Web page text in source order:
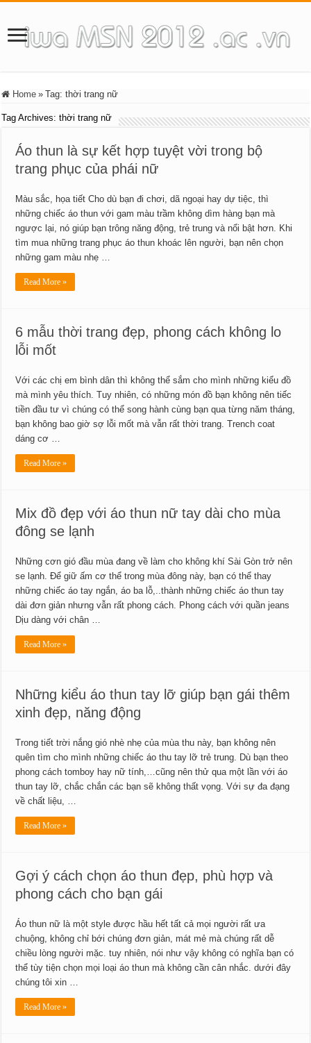
Home » Tag:thời trang nữ
Tag Archives:thời trang nữ
Áo thun là sự kết hợp tuyệt vời trong bộ
trang phục của phái nữ
Màu sắc, họa tiết Cho dù bạn đi chơi, dã ngoại hay dự tiệc, thì
những chiếc áo thun với gam màu trầm không dìm hàng bạn mà
ngược lại, nó giúp bạn trông năng động, trẻ trung và nổi bật hơn. Khi
tìm mua những trang phục áo thun khoác lên người, bạn nên chọn
những gam màu nhẹ …
Read More »
6 mẫu thời trang đẹp, phong cách không lo
lỗi mốt
Với các chị em bình dân thì không thể sắm cho mình những kiểu đồ
mà mình yêu thích. Tuy nhiên, có những món đồ bạn không nên tiếc
tiền đầu tư vì chúng có thể song hành cùng bạn qua từng năm tháng,
bạn không bao giờ sợ lỗi mốt mà vẫn rất thời trang. Trench coat
dáng cơ …
Read More »
Mix đồ đẹp với áo thun nữ tay dài cho mùa
đông se lạnh
Những cơn gió đầu mùa đang về làm cho không khí Sài Gòn trở nên
se lạnh. Để giữ ấm cơ thể trong mùa đông này, bạn có thể thay
những chiếc áo tay ngắn, áo ba lỗ,..thành những chiếc áo thun tay
dài đơn giản nhưng vẫn rất phong cách. Phong cách với quần jeans
Dịu dàng với chân …
Read More »
Những kiểu áo thun tay lỡ giúp bạn gái thêm
xinh đẹp, năng động
Trong tiết trời nắng gió nhè nhẹ của mùa thu này, bạn không nên
quên tìm cho mình những chiếc áo thu tay lỡ trẻ trung. Dù bạn theo
phong cách tomboy hay nữ tính,…cũng nên thử qua một lần với áo
thun tay lỡ, chắc chắn các bạn sẽ không thất vọng. Với sự đa đạng
về chất liệu, …
Read More »
Gợi ý cách chọn áo thun đẹp, phù hợp và
phong cách cho bạn gái
Áo thun nữ là một style được hầu hết tất cả mọi người rất ưa
chuộng, không chỉ bới chúng đơn giản, mát mẻ mà chúng rất dễ
chiều lòng người mặc. tuy nhiên, nói như vậy không có nghĩa bạn có
thể tùy tiện chọn mọi loại áo thun mà không cần cân nhắc. dưới đây
chúng tôi xin …
Read More »